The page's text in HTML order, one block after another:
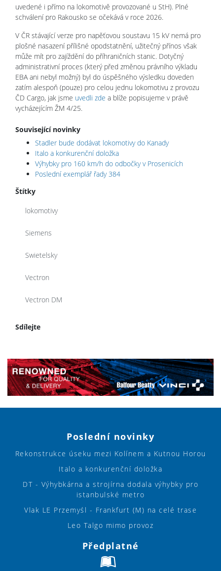
uvedené i přímo na lokomotivě provozované u StH). Plné
schválení pro Rakousko se očekává v roce 2026.
V ČR stávající verze pro napěťovou soustavu 15 kV nemá pro
plošné nasazení přílišné opodstatnění, užitečný přínos však
může mít pro zajíždění do příhraničních stanic. Dotyčný
administrativní proces (který před změnou právního výkladu
EBA ani nebyl možný) byl do úspěšného výsledku doveden
zatím alespoň (pouze) pro celou jednu lokomotivu z provozu
ČD Cargo, jak jsme uvedli zde a blíže popisujeme v právě
vycházejícím ŽM 4/25.
Související novinky
Stadler bude dodávat lokomotivy do Kanady
Italo a konkurenční doložka
Výhybky pro 160 km/h do odbočky v Prosenicích
Poslední exemplář řady 384
Štítky
lokomotivy
Siemens
Swietelsky
Vectron
Vectron DM
Sdílejte
Poslední novinky
Rekonstrukce úseku mezi Kolínem a Kutnou Horou
Italo a konkurenční doložka
DT - Výhybkárna a strojírna dodala výhybky pro
istanbulské metro
Vlak LE Przemyśl - Frankfurt (M) na celé trase
Leo Talgo mimo provoz
Předplatné